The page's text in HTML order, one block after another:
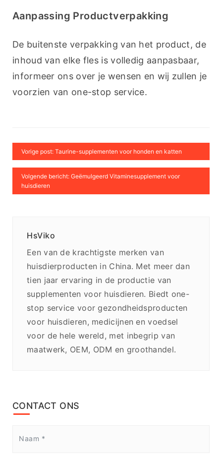
Aanpassing Productverpakking
De buitenste verpakking van het product, de
inhoud van elke fles is volledig aanpasbaar,
informeer ons over je wensen en wij zullen je
voorzien van one-stop service.
Vorige post: Taurine-supplementen voor honden en katten
Volgende bericht: Geëmulgeerd Vitaminesupplement voor
huisdieren
HsViko
Een van de krachtigste merken van
huisdierproducten in China. Met meer dan
tien jaar ervaring in de productie van
supplementen voor huisdieren. Biedt one-
stop service voor gezondheidsproducten
voor huisdieren, medicijnen en voedsel
voor de hele wereld, met inbegrip van
maatwerk, OEM, ODM en groothandel.
CONTACT ONS